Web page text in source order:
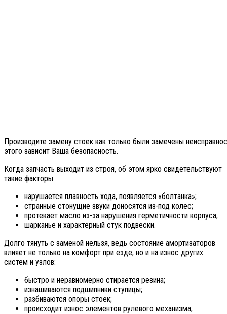
Производите замену стоек как только были замечены
этого зависит Ваша безопасность.
Когда запчасть выходит из строя, об этом ярко свидетельствуют
такие факторы:
нарушается плавность хода, появляется «болтанка»;
странные стонущие звуки доносятся из-под колес;
протекает масло из-за нарушения герметичности корпуса;
шарканье и характерный стук подвески.
Долго тянуть с заменой нельзя, ведь состояние амортизаторов
влияет не только на комфорт при езде, но и на износ других
систем и узлов:
быстро и неравномерно стирается резина;
изнашиваются подшипники ступицы;
разбиваются опоры стоек;
происходит износ элементов рулевого механизма;